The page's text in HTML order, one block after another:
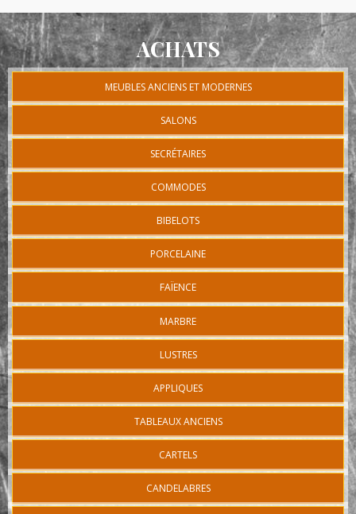
ACHATS
MEUBLES ANCIENS ET MODERNES
SALONS
SECRÉTAIRES
COMMODES
BIBELOTS
PORCELAINE
FAÏENCE
MARBRE
LUSTRES
APPLIQUES
TABLEAUX ANCIENS
CARTELS
CANDELABRES